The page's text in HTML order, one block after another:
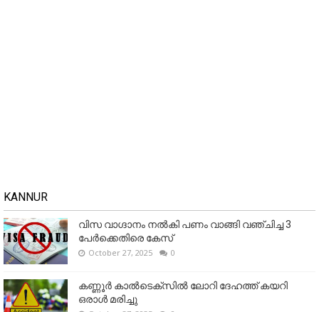
KANNUR
വിസ വാഗ്ദാനം നൽകി പണം വാങ്ങി വഞ്ചിച്ച 3
പേർക്കെതിരെ കേസ്
October 27, 2025 0
കണ്ണൂര്‍ കാല്‍ടെക്‌സില്‍ ലോറി ദേഹത്ത് കയറി
ഒരാള്‍ മരിച്ചു